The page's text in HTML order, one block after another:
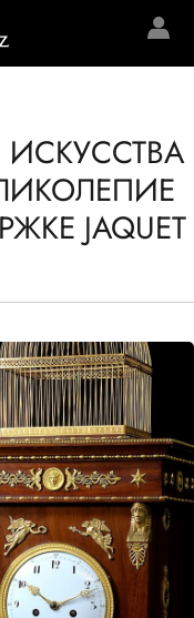
JAQUET